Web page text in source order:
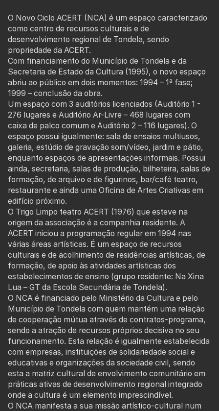
O Novo Ciclo ACERT (NCA) é um espaço caracterizado
como centro de recursos culturais e de
desenvolvimento regional de Tondela, sendo
propriedade da ACERT.
Com financiamento do Município de Tondela e da
Secretaria de Estado da Cultura (1995), o novo espaço
abriu ao público em dois momentos: 1994 – 1ª fase;
1999 – conclusão da obra.
Um espaço com 3 auditórios licenciados (Auditório 1 -
276 lugares e Auditório Ar-Livre – 468 lugares com
caixa de palco comum e Auditório 2 – 116 lugares). O
espaço possui igualmente: sala de ensaios multiusos,
galeria, estúdio de gravação som/vídeo, jardim e pátio,
enquanto espaços de apresentações informais. Possui
ainda, secretaria, salas de produção, bilheteira, salas de
formação, de arquivo e de figurinos, bar/café teatro,
restaurante e ainda uma Oficina de Artes Criativas em
edifício próximo.
O Trigo Limpo teatro ACERT (1976) que esteve na
origem da associação é a companhia residente. A
ACERT iniciou a programação regular em 1994 nas
várias áreas artísticas. É um espaço de recursos
culturais e de acolhimento de residências artísticas, de
formação, de apoio às atividades artísticas dos
estabelecimentos de ensino (grupo residente: Na Xina
Lua – GT da Escola Secundária de Tondela).
O NCA é financiado pelo Ministério da Cultura e pelo
Município de Tondela com quem mantém uma relação
de cooperação mútua através de contratos-programa,
sendo a atração de recursos próprios decisiva no seu
funcionamento. Esta relação é igualmente estabelecida
com empresas, instituições de solidariedade social e
educativas e organizações da sociedade civil, sendo
esta a matriz cultural de envolvimento comunitário em
práticas ativas de desenvolvimento regional integrado
onde a cultura é um elemento imprescindível.
O NCA manifesta a sua missão artístico-cultural num